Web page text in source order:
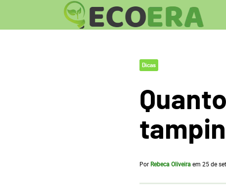
Dicas
Por Rebeca Oliveiraem 25 de